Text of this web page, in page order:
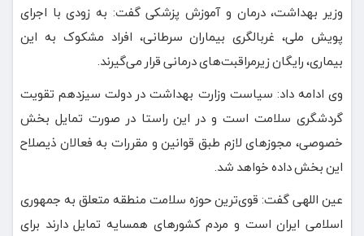
وزیر بهداشت، درمان و آموزش پزشکی گفت: به زودی با اجرای
پویش ملی، غربالگری بیماران سرطانی، افراد مشکوک به این
بیماری، رایگان زیرمراقبت‌های درمانی قرار می‌گیرند.
وی ادامه داد: سیاست وزارت بهداشت در دولت سیزدهم تقویت
گردشگری سلامت است و در این راستا در صورت تمایل بخش
خصوصی، مجوزهای لازم طبق قوانین و مقررات به فعالان ذیصلاح
این بخش داده خواهد شد.
عین اللهی گفت: قوی‌ترین حوزه سلامت منطقه متعلق به جمهوری
اسلامی ایران است و مردم کشورهای همسایه تمایل دارند برای